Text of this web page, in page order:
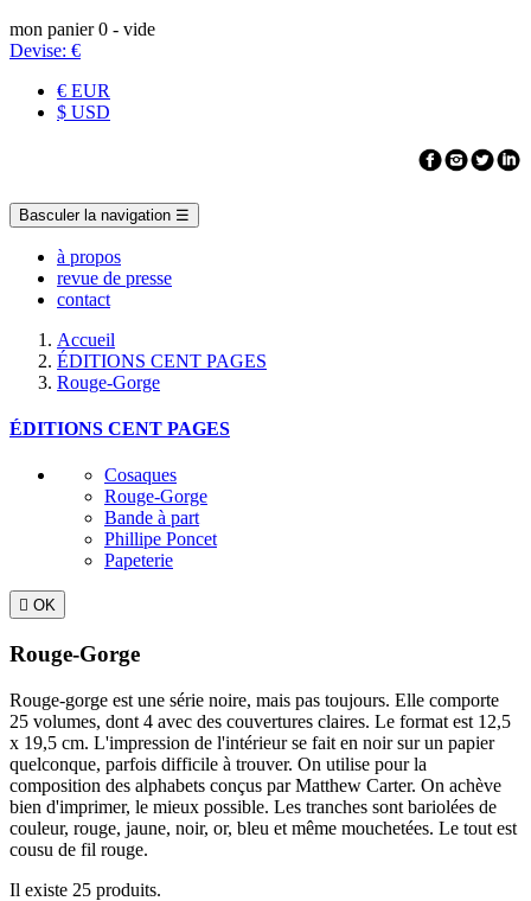
mon panier 0 - vide
Devise: €
€ EUR
$ USD
Basculer la navigation ☰
à propos
revue de presse
contact
Accueil
ÉDITIONS CENT PAGES
Rouge-Gorge
ÉDITIONS CENT PAGES
Cosaques
Rouge-Gorge
Bande à part
Phillipe Poncet
Papeterie
 OK
Rouge-Gorge
Rouge-gorge est une série noire, mais pas toujours. Elle comporte
25 volumes, dont 4 avec des couvertures claires. Le format est 12,5
x 19,5 cm. L'impression de l'intérieur se fait en noir sur un papier
quelconque, parfois difficile à trouver. On utilise pour la
composition des alphabets conçus par Matthew Carter. On achève
bien d'imprimer, le mieux possible. Les tranches sont bariolées de
couleur, rouge, jaune, noir, or, bleu et même mouchetées. Le tout est
cousu de fil rouge.
Il existe 25 produits.